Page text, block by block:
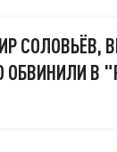
СОЛОВЬЁВ,
В